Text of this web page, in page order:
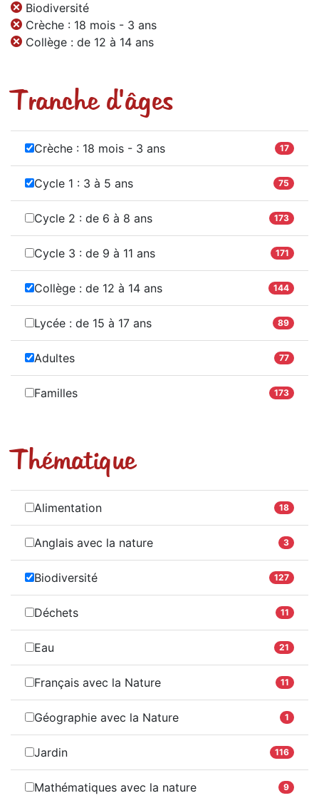
Biodiversité
Crèche : 18 mois - 3 ans
Collège : de 12 à 14 ans
Tranche d'âges
Crèche : 18 mois - 3 ans 17
Cycle 1 : 3 à 5 ans 75
Cycle 2 : de 6 à 8 ans 173
Cycle 3 : de 9 à 11 ans 171
Collège : de 12 à 14 ans 144
Lycée : de 15 à 17 ans 89
Adultes 77
Familles 173
Thématique
Alimentation 18
Anglais avec la nature 3
Biodiversité 127
Déchets 11
Eau 21
Français avec la Nature 11
Géographie avec la Nature 1
Jardin 116
Mathématiques avec la nature 9